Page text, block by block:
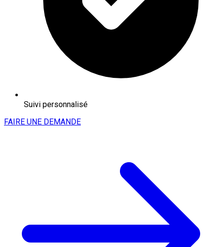
Suivi personnalisé
FAIRE UNE DEMANDE